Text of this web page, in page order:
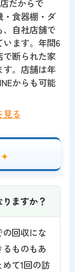
だからで
・食器棚・ダ
、自社店舗で
ます。年間6
で断られた家
す。店舗は年
からも可能
る
ますか？
回収にな
ものもあ
て1回の訪